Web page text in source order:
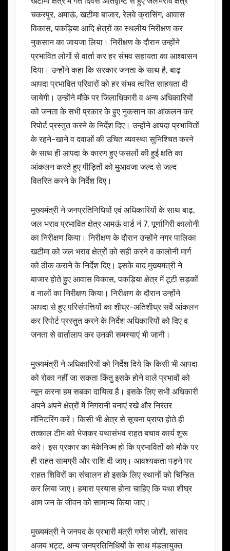
चकरपुर, अमाऊं, खटीमा बाजार, रेलवे क्रासिंग, आवास
विकास, पकड़िया आदि क्षेत्रों का स्थलीय निरीक्षण कर
नुकसान का जायजा लिया। निरीक्षण के दौरान उन्होंने
प्रभावित लोगों से वार्ता कर हर संभव सहायता का आश्वासन
दिया। उन्होंने कहा कि सरकार जनता के साथ है, बाढ़
आपदा प्रभावित परिवारों को हर संभव त्वरित साहयता दी
जायेगी। उन्होंने मौके पर जिलाधिकारी व अन्य अधिकारियों
को जनता के सभी प्रकार के हुए नुकसान का आंकलन कर
रिपोर्ट प्रस्तुत करने के निर्देश दिए। उन्होंने आपदा प्रभावितों
के रहने-खाने व दवाओं की उचित व्यवस्था सुनिश्चित करने
के साथ ही आपदा के कारण हुए फसलों की हुई क्षति का
आंकलन करते हुए पीड़ितों को मुआवजा जल्द से जल्द
वितरित करने के निर्देश दिए।
मुख्यमंत्री ने जनप्रतिनिधियों एवं अधिकारियों के साथ बाढ़,
जल भराव प्रभावित क्षेत्र आमऊं वार्ड नं 7, पूर्णागिरी कालोनी
का निरीक्षण किया। निरीक्षण के दौरान उन्होंने नगर पालिका
खटीमा को जल भराव क्षेत्रों को सही करने व कालोनी मार्ग
को ठीक कराने के निर्देश दिए। इसके बाद मुख्यमंत्री ने
बाजार होते हुए आवास विकास, पकड़िया क्षेत्र में टूटी सड़कों
व नालों का निरीक्षण किया। निरीक्षण के दौरान उन्होंने
आपदा से हुए परिसंपत्तियों का शीघ्र-अतिशीघ्र सर्वे आंकलन
कर रिपोर्ट प्रस्तुत करने के निर्देश अधिकारियों को दिए व
जनता से वार्तालाप कर उनकी समस्याएं भी जानी।
मुख्यमंत्री ने अधिकारियों को निर्देश दिये कि किसी भी आपदा
को रोका नहीं जा सकता किंतु इसके होने वाले प्रभावों को
न्यून करना हम सबका दायित्व है। इसके लिए सभी अधिकारी
अपने अपने क्षेत्रों में निगरानी बनाएं रखे और निरंतर
मॉनिटरिंग करें। किसी भी क्षेत्र से सूचना प्राप्त होते ही
तत्काल टीम को भेजकर यथासंभव राहत बचाव कार्य शुरू
करे। इस प्रकार का मेकेनिज्म हो कि प्रभावितों को मौके पर
ही राहत सामग्री और राशि दी जाए। आवश्यकता पड़ने पर
राहत शिविरों का संचालन हो इसके लिए स्थानों को चिन्हित
कर लिया जाए। हमारा प्रयास होना चाहिए कि यथा शीघ्र
आम जन के जीवन को सामान्य किया जाए।
मुख्यमंत्री ने जनपद के प्रभारी मंत्री गणेश जोशी, सांसद
अजय भट्ट, अन्य जनप्रतिनिधियों के साथ मंडलायुक्त